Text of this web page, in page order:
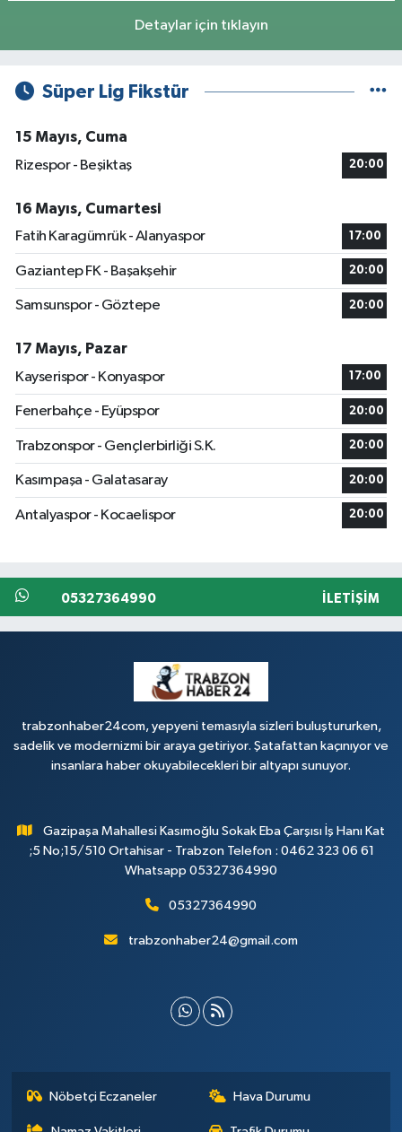
Detaylar için tıklayın
Süper Lig Fikstür
15 Mayıs, Cuma
Rizespor - Beşiktaş
20:00
16 Mayıs, Cumartesi
Fatih Karagümrük - Alanyaspor
17:00
Gaziantep FK - Başakşehir 20:00
Samsunspor - Göztepe 20:00
17 Mayıs, Pazar
Kayserispor - Konyaspor
17:00
Fenerbahçe - Eyüpspor 20:00
Trabzonspor - Gençlerbirliği S.K. 20:00
Kasımpaşa - Galatasaray 20:00
Antalyaspor - Kocaelispor 20:00
05327364990 İLETIŞIM
trabzonhaber24com, yepyeni temasıyla sizleri buluştururken,
sadelik ve modernizmi bir araya getiriyor. Şatafattan kaçınıyor ve
insanlara haber okuyabilecekleri bir altyapı sunuyor.
Gazipaşa Mahallesi Kasımoğlu Sokak Eba Çarşısı İş Hanı Kat
;5 No;15/510 Ortahisar - Trabzon Telefon : 0462 323 06 61
Whatsapp 05327364990
05327364990
trabzonhaber24@gmail.com
Nöbetçi Eczaneler Hava Durumu